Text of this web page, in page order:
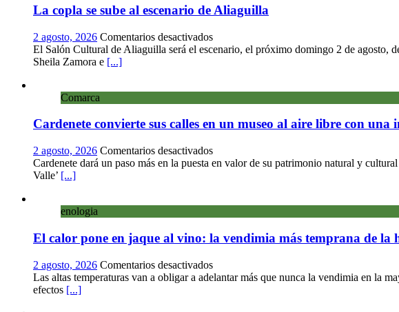
presente
eterno»
en
el
Centro
Loma
del
Olvido
La copla se sube al escenario de Aliaguilla
2 agosto, 2026 Comentarios desactivadosen
La
de
El Salón Cultural de Aliaguilla será el escenario, el próximo domingo 2 de agosto,
Sheila Zamora e [...]
Comarca
Cardenete convierte sus calles en un museo al aire libre con
2 agosto, 2026 Comentarios desactivadosen
Cardenete
museo
aire
libre
Cardenete dará un paso más en la puesta en valor de su patrimonio natural y
Valle’ [...]
enologia
El calor pone en jaque al vino: la vendimia más temprana de la
2 agosto, 2026 Comentarios desactivadosen
El
Las altas temperaturas van a obligar a adelantar más que nunca la vendimia en la
efectos [...]